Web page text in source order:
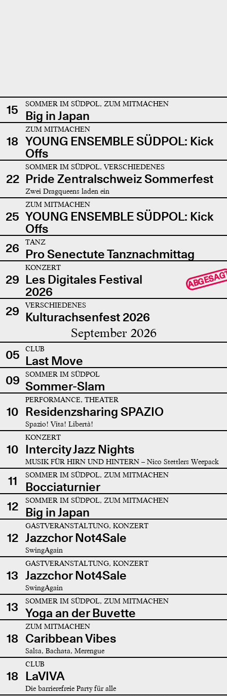
15 SOMMER IM SÜDPOL, ZUM MITMACHEN
Big in Japan
18
ZUM MITMACHEN
YOUNG ENSEMBLE SÜDPOL: Kick
Offs
22
SOMMER IM SÜDPOL, VERSCHIEDENES
Pride Zentralschweiz Sommerfest
Zwei Dragqueens laden ein
25
ZUM MITMACHEN
YOUNG ENSEMBLE SÜDPOL: Kick
Offs
26
TANZ
Pro Senectute Tanznachmittag
29
KONZERT
Les Digitales Festival
2026
29 VERSCHIEDENES
Kulturachsenfest 2026
September 2026
05 CLUB
Last Move
09
SOMMER IM SÜDPOL
Sommer-Slam
10
PERFORMANCE, THEATER
Residenzsharing SPAZIO
Spazio! Vita! Libertà!
10
KONZERT
Intercity Jazz Nights
MUSIK FÜR HIRN UND HINTERN – Nico Stettlers Weepack
11 SOMMER IM SÜDPOL, ZUM MITMACHEN
Bocciaturnier
12
SOMMER IM SÜDPOL, ZUM MITMACHEN
Big in Japan
12
GASTVERANSTALTUNG, KONZERT
Jazzchor Not4Sale
SwingAgain
13
GASTVERANSTALTUNG, KONZERT
Jazzchor Not4Sale
SwingAgain
13 SOMMER IM SÜDPOL, ZUM MITMACHEN
Yoga an der Buvette
18
ZUM MITMACHEN
Caribbean Vibes
Salsa, Bachata, Merengue
18
CLUB
LaVIVA
Die barrierefreie Party für alle